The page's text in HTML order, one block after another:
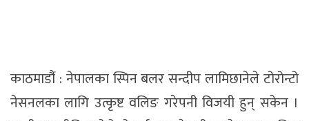
काठमाडौंं : नेपालका स्पिन बलर सन्दीप लामिछानेले टोरोन्टो
नेसनलका लागि उत्कृष्ट वलिङ गरेपनी विजयी हुन् सकेन ।